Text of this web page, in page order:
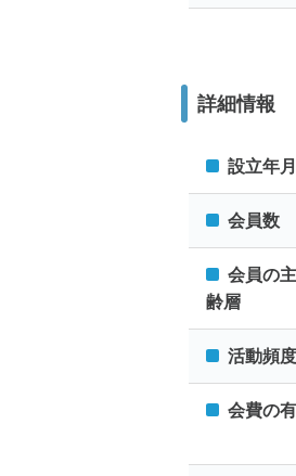
詳細情報
設立年
会員数
会員の
齢層
活動頻度
会費の